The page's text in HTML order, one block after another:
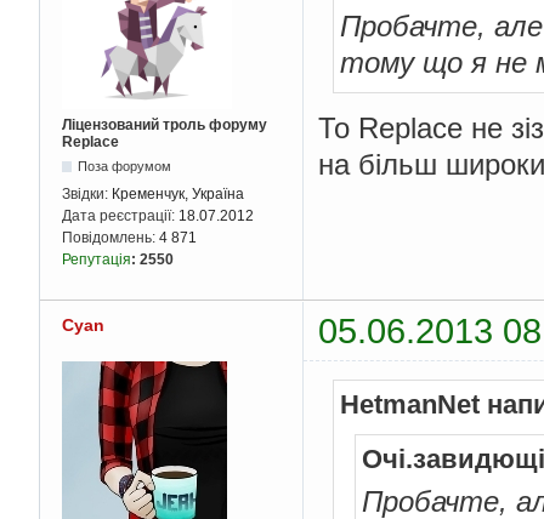
Ліцензований троль форуму
Replace
Поза форумом
Звідки: Кременчук, Україна
Дата реєстрації: 18.07.2012
Повідомлень: 4 871
Репутація: 2550
Пробачте,
тому що я не
То Replace не
на більш
Cyan 05.06.2013
HetmanNet
Пробачте,